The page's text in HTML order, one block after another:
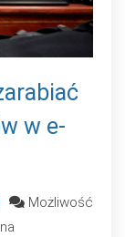
w e-
Możliwość